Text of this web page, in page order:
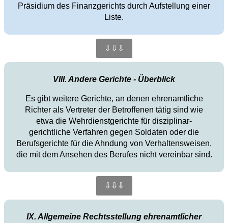
Präsidium des Finanzgerichts durch Aufstellung einer
Liste.
⇩⇩⇩
VIII. Andere Gerichte - Überblick
Es gibt weitere Gerichte, an denen ehrenamtliche
Richter als Vertreter der Betroffenen tätig sind wie
etwa die Wehrdienstgerichte für disziplinar-
gerichtliche Verfahren gegen Soldaten oder die
Berufsgerichte für die Ahndung von Verhaltensweisen,
die mit dem Ansehen des Berufes nicht vereinbar sind.
⇩⇩⇩
IX. Allgemeine Rechtsstellung ehrenamtlicher